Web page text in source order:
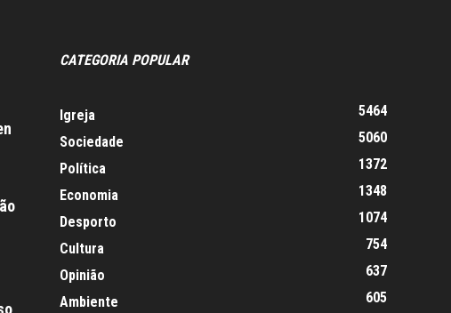
CATEGORIA POPULAR
Igreja
5464
Sociedade
5060
Política
1372
Economia
1348
Desporto
1074
Cultura
754
Opinião
637
Ambiente
605